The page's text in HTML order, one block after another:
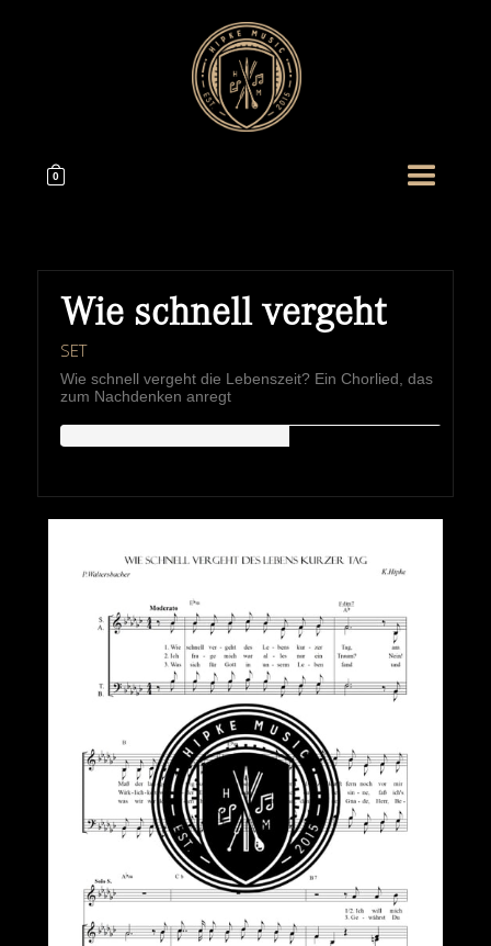
0
Wie schnell vergeht
SET
Wie schnell vergeht die Lebenszeit? Ein Chorlied, das
zum Nachdenken anregt